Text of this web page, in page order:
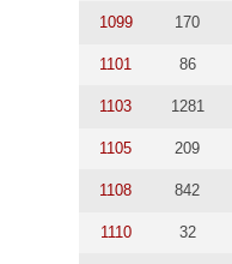
1099 170
1101 86
1103 1281
1105 209
1108 842
1110 32